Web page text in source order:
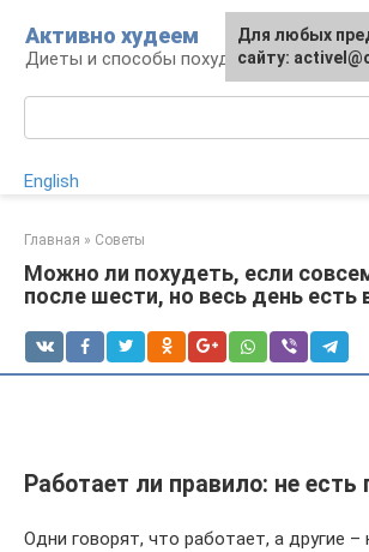
контенту
Активно худеем
Диеты и способы похудения
English
Главная » Советы
Можно ли похудеть, если
после шести, но весь день есть
Работает ли правило: не есть
Одни говорят, что работает, а другие –
Для любых
сайту: